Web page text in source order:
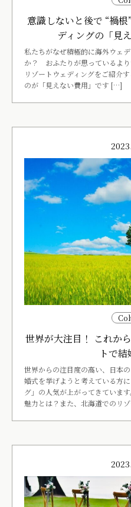
意識しないと後で “禍
ディングの「見
私たちがなぜ積極的に海外ウェ
か？ おふたりが思っているよ
リゾートウェディングをご紹介
のが「見えない費用」です […]
世界が大注目！ これか
トで結
世界からの注目度の高い、日本
婚式を挙げようと考えている方
グ」の人気が上がってきていま
魅力とは？また、北海道でのリ